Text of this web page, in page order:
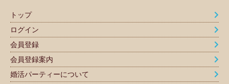
トップ
ログイン
会員登録
会員登録案内
婚活パーティーについて